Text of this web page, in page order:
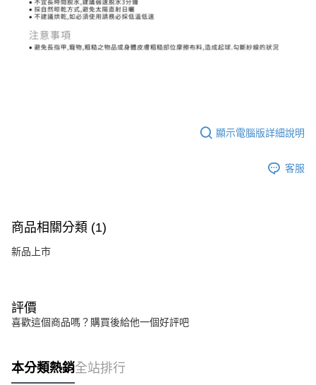
顯示電腦版詳細說明
客服
商品相關分類 (1)
新品上市
評價
喜歡這個商品嗎？購買後給他一個好評吧
本分類熱銷全站排行